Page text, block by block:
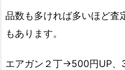
品数も多ければ多いほど査
もあります。
エアガン２丁→500円UP